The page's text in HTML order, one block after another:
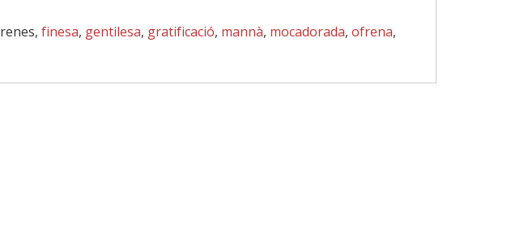
finesa, gentilesa, gratificació, mannà, mocadorada, ofrena,